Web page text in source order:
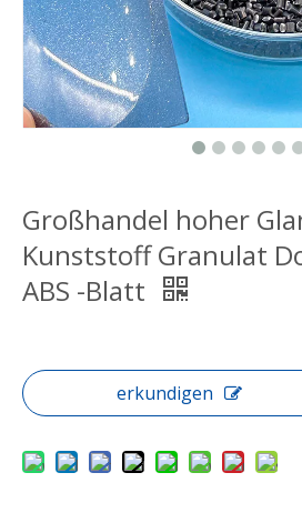
Großhandel hoher
Kunststoff Granulat
ABS -Blatt
erkundigen